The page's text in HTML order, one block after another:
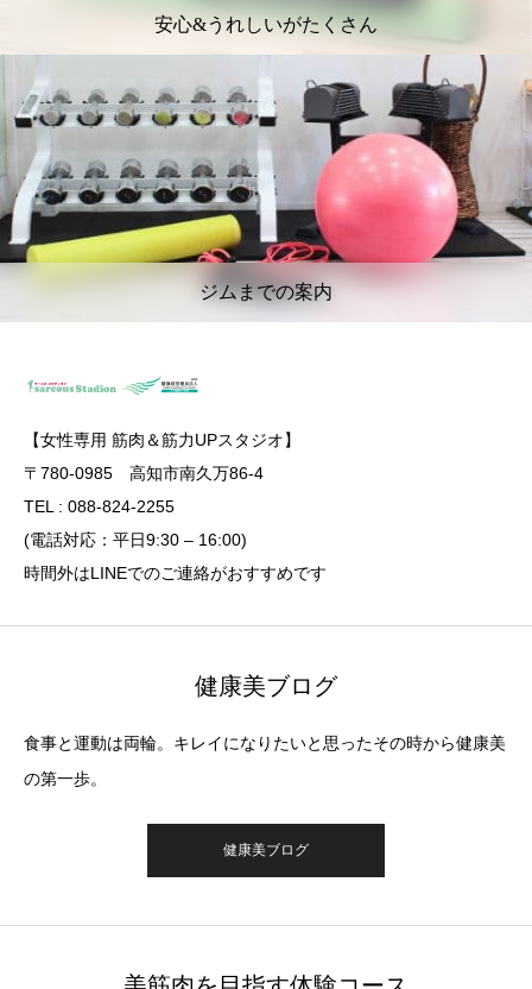
安心&うれしいがたくさん
ジムまでの案内
【女性専用 筋肉＆筋力UPスタジオ】
〒780-0985 高知市南久万86-4
TEL : 088-824-2255
(電話対応：平日9:30 – 16:00)
時間外はLINEでのご連絡がおすすめです
健康美ブログ
食事と運動は両輪。キレイになりたいと思ったその時から健康美
の第一歩。
健康美ブログ